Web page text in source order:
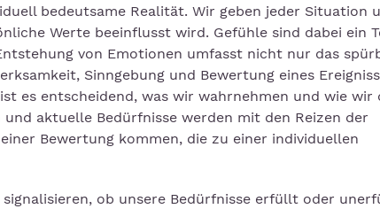
bedeutsame Realität. Wir geben jeder Situation
Werte beeinflusst wird. Gefühle sind dabei ein
von Emotionen umfasst nicht nur das
Sinngebung und Bewertung eines
es entscheidend, was wir wahrnehmen und wie wir
aktuelle Bedürfnisse werden mit den Reizen der
Bewertung kommen, die zu einer individuellen
ob unsere Bedürfnisse erfüllt oder